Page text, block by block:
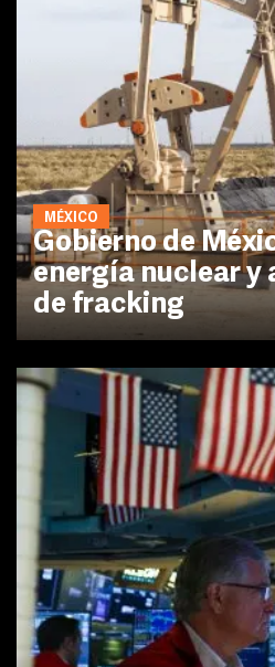
MÉXICO
Gobierno de
energía nuclear y
de fracking